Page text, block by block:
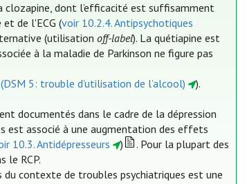
clozapine, dont l’efficacité est suffisamment
de l'ECG (voir 10.2.4. Antipsychotiques
(utilisation off-label). La quétiapine est
à la maladie de Parkinson ne figure pas
5: trouble d’utilisation de l’alcool)
).
documentés dans le cadre de la dépression
est associé à une augmentation des effets
10.3. Antidépresseurs )
. Pour la plupart des
le RCP.
du contexte de troubles psychiatriques est une